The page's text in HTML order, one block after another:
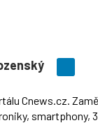
Cnews.cz.
smartphony,